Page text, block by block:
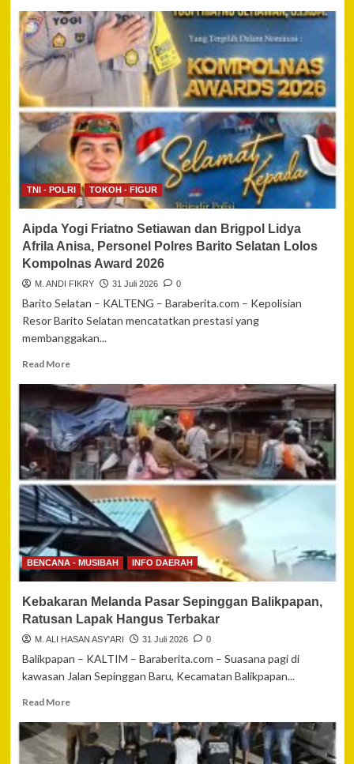
about
Polres
Way
Kanan
Pemilik
Senjata
Rakitan
dan
Narkotika,
Seorang
Anak
Turut
TNI - POLRI TOKOH - FIGUR
Aipda Yogi Friatno Setiawan dan Brigpol Lidya
Afrila Anisa, Personel Polres Barito Selatan Lolos
Kompolnas Award 2026
M. ANDI FIKRY 31 Juli 2026 0
Barito Selatan – KALTENG – Baraberita.com – Kepolisian
Resor Barito Selatan mencatatkan prestasi yang
membanggakan...
Read MoreRead
about
Aipda
Yogi
Friatno
Setiawan
dan
Brigpol
Lidya
Afrila
Anisa,
Personel
Polres
Barito
Lolos
Kompolnas
2026
BENCANA - MUSIBAH INFO DAERAH
Kebakaran Melanda Pasar Sepinggan Balikpapan,
Ratusan Lapak Hangus Terbakar
M. ALI HASAN ASY'ARI 31 Juli 2026 0
Balikpapan – KALTIM – Baraberita.com – Suasana pagi di
kawasan Jalan Sepinggan Baru, Kecamatan Balikpapan...
Read MoreRead
about
Kebakaran
Melanda